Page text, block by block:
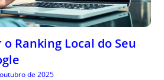
Ranking Local do Seu
de 2025